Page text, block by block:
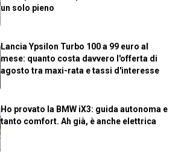
un solo pieno
Lancia Ypsilon Turbo 100 a 99 euro al
mese: quanto costa davvero l'offerta di
agosto tra maxi-rata e tassi d'interesse
Ho provato la BMW iX3: guida autonoma e
tanto comfort. Ah già, è anche elettrica